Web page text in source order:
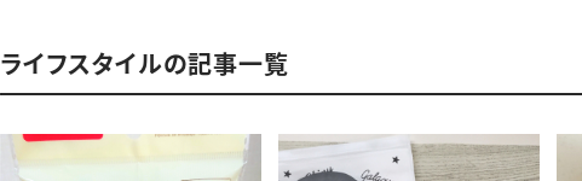
ライフスタイルの記事一覧